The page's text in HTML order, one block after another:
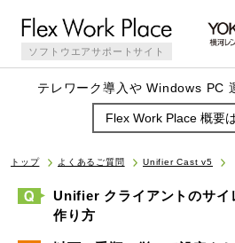
ソフトウエアサポートサイト
テレワーク導入や Windows PC
Flex Work Place 概要
トップ よくあるご質問 Unifier Cast v5
Unifier クライアントのサイ
作り方